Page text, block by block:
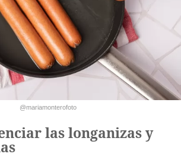
@mariamonterofoto
las longanizas y